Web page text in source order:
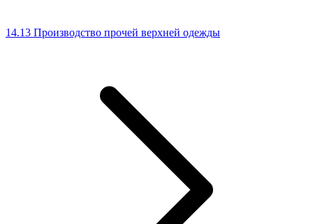
14.13 Производство прочей верхней одежды